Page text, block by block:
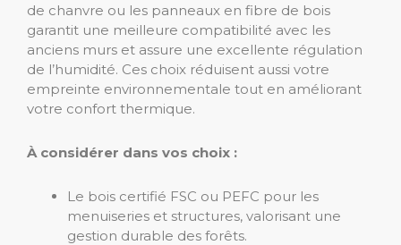
de chanvre ou les panneaux en fibre de bois
garantit une meilleure compatibilité avec les
anciens murs et assure une excellente régulation
de l’humidité. Ces choix réduisent aussi votre
empreinte environnementale tout en améliorant
votre confort thermique.
À considérer dans vos choix :
Le bois certifié FSC ou PEFC pour les
menuiseries et structures, valorisant une
gestion durable des forêts.